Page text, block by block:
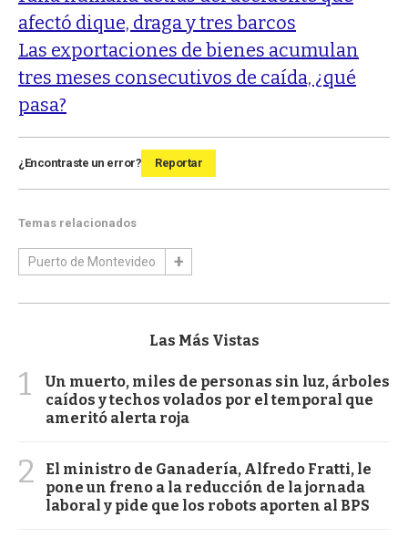
afectó dique, draga y tres barcos
Las exportaciones de bienes acumulan
tres meses consecutivos de caída, ¿qué
pasa?
¿Encontraste un error? Reportar
Temas relacionados
Puerto de Montevideo
Las Más Vistas
1
Un muerto, miles de personas sin luz, árboles
caídos y techos volados por el temporal que
ameritó alerta roja
2
El ministro de Ganadería, Alfredo Fratti, le
pone un freno a la reducción de la jornada
laboral y pide que los robots aporten al BPS